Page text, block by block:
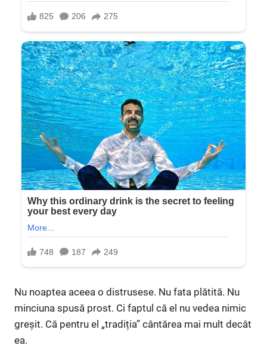
Nu noaptea aceea o distrusese. Nu fata plătită. Nu
minciuna spusă prost. Ci faptul că el nu vedea nimic
greșit. Că pentru el „tradiția” cântărea mai mult decât
ea.